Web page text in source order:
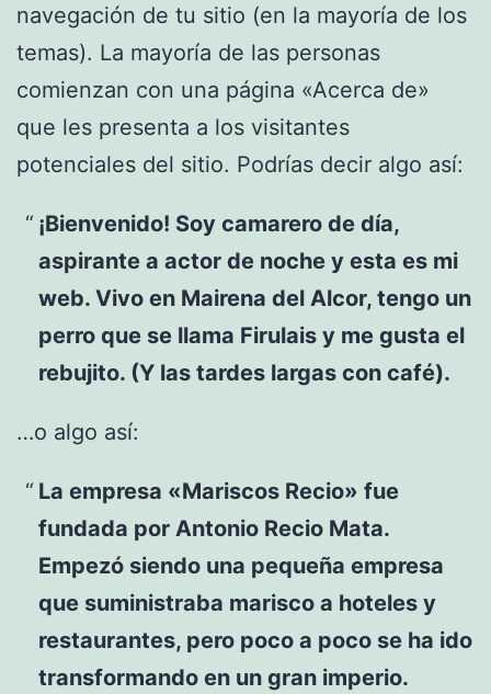
navegación de tu sitio (en la mayoría de los
temas). La mayoría de las personas
comienzan con una página «Acerca de»
que les presenta a los visitantes
potenciales del sitio. Podrías decir algo así:
¡Bienvenido! Soy camarero de día,
aspirante a actor de noche y esta es mi
web. Vivo en Mairena del Alcor, tengo un
perro que se llama Firulais y me gusta el
rebujito. (Y las tardes largas con café).
…o algo así:
La empresa «Mariscos Recio» fue
fundada por Antonio Recio Mata.
Empezó siendo una pequeña empresa
que suministraba marisco a hoteles y
restaurantes, pero poco a poco se ha ido
transformando en un gran imperio.